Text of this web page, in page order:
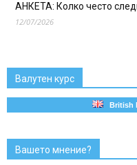
АНКЕТА: Колко често
12/07/2026
Валутен курс
British
Вашето мнение?